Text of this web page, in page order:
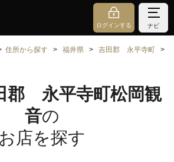
ログインする ナビ
住所から探す 福井県
吉田郡 永平寺町
郡 永平寺町松岡観
音の
お店を探す